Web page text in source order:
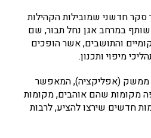
סקר חדשני שמובילות הקהילות
במרחב אגן נחל תבור, שם
והתושבים, אשר הופכים
מיפוי ותכנון.
(אפליקציה), המאפשר
מקומות שהם אוהבים, מקומות
חדשים שירצו להציע, לרבות